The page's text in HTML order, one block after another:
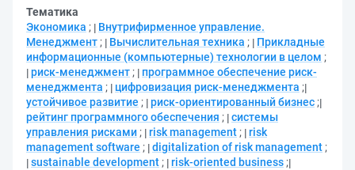
Тематика
Экономика ;
Внутрифирменное управление.
Менеджмент ; Вычислительная техника ;
Прикладные
информационные (компьютерные) технологии в целом ;
риск-менеджмент ;
программное обеспечение риск-
менеджмента ; цифровизация риск-менеджмента ;
устойчивое развитие ; риск-ориентированный бизнес ;
рейтинг программного обеспечения ; системы
управления рисками ; risk management ; risk
management software ; digitalization of risk management ;
sustainable development ; risk-oriented business ;